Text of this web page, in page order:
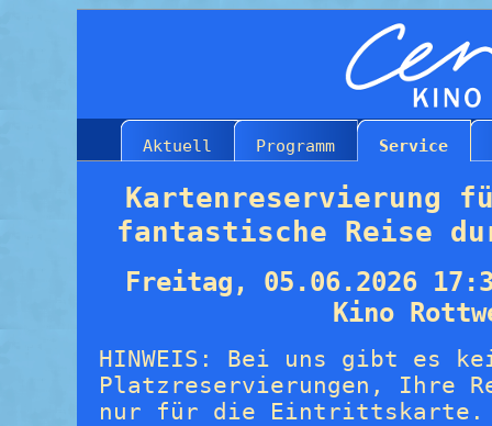
Aktuell Programm Service
Kartenreservierung
fantastische Reise
Freitag, 05.06.2026
Kino
HINWEIS: Bei uns gibt es
Platzreservierungen, Ihre
nur für die Eintrittskarte.